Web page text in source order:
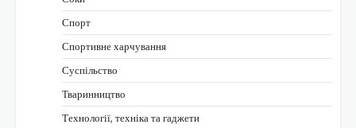
Спорт
Спортивне харчування
Суспільство
Тваринництво
Технології, техніка та гаджети